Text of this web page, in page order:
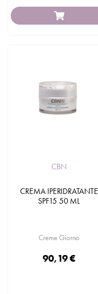
CBN
CREMA IPERIDRATANTE
SPF15 50 ML
Creme Giorno
90,19 €